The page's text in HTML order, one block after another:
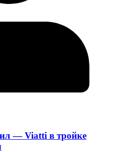
— Viatti в тройке